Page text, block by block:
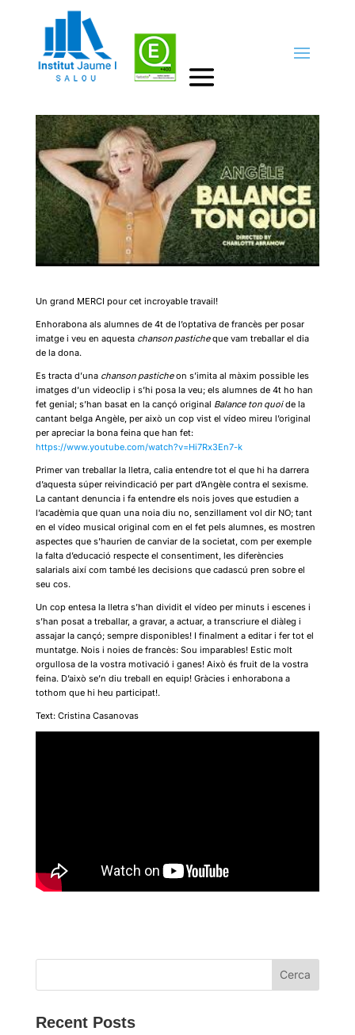
Chanson pastiche
Cap d'estudis |4abr., 2022|Destacats
Un grand MERCI pour cet incroyable travail!
Enhorabona als alumnes de 4t de l’optativa de francès per posar
imatge i veu en aquesta chanson pasticheque vam treballar el dia
de la dona.
Es tracta d’una chanson pasticheon s’imita al màxim possible les
imatges d’un videoclip i s’hi posa la veu; els alumnes de 4t ho han
fet genial; s’han basat en la cançó original Balance ton quoide la
cantant belga Angèle, per això un cop vist el vídeo mireu l’original
per apreciar la bona feina que han fet:
https://www.youtube.com/watch?v=Hi7Rx3En7-k
Primer van treballar la lletra, calia entendre tot el que hi ha darrera
d’aquesta súper reivindicació per part d’Angèle contra el sexisme.
La cantant denuncia i fa entendre els nois joves que estudien a
l’acadèmia que quan una noia diu no, senzillament vol dir NO; tant
en el vídeo musical original com en el fet pels alumnes, es mostren
aspectes que s’haurien de canviar de la societat, com per exemple
la falta d’educació respecte el consentiment, les diferències
salarials així com també les decisions que cadascú pren sobre el
seu cos.
Un cop entesa la lletra s’han dividit el vídeo per minuts i escenes i
s’han posat a treballar, a gravar, a actuar, a transcriure el diàleg i
assajar la cançó; sempre disponibles! I finalment a editar i fer tot el
muntatge. Nois i noies de francès: Sou imparables! Estic molt
orgullosa de la vostra motivació i ganes! Això és fruit de la vostra
feina. D’això se’n diu treball en equip! Gràcies i enhorabona a
tothom que hi heu participat!.
Text: Cristina Casanovas
Cerca
Recent Posts